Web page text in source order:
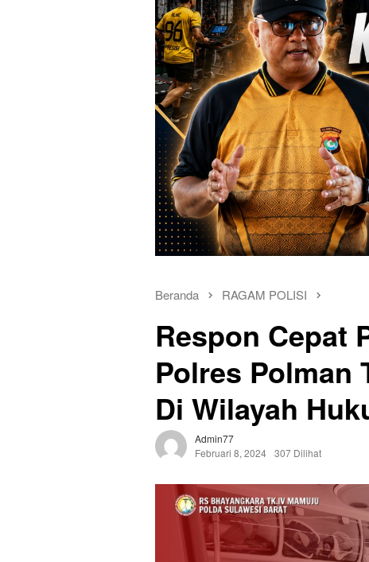
Beranda RAGAM POLISI
Respon Cepat
Polres Polman
Di Wilayah
Admin77
Februari 8, 2024 307 Dilihat